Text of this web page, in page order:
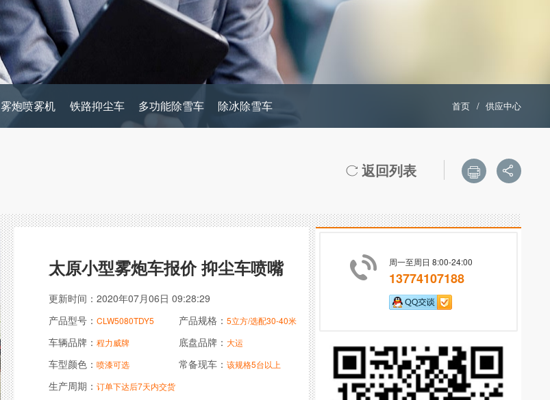
雾炮喷雾机 铁路抑尘车 多功能除雪车 除冰除雪车 首页 / 供应中心
 返回列表  
太原小型雾炮车报价 抑尘车喷嘴
更新时间：2020年07月06日 09:28:29
产品型号： CLW5080TDY5 产品规格： 5立方/选配30-40米
车辆品牌： 程力威牌 底盘品牌： 大运
车型颜色： 喷漆可选 常备现车： 该规格5台以上
生产周期： 订单下达后7天内交货
周一至周日 8:00-24:00
13774107188